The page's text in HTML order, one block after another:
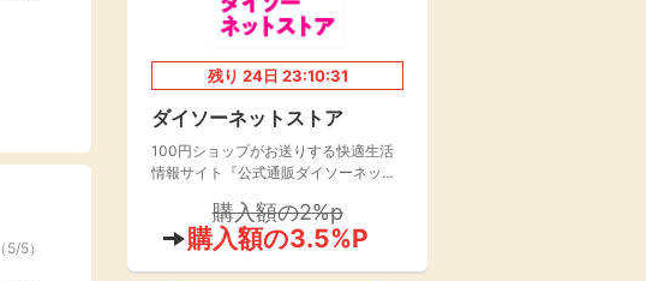
（5/5）
残り 24日 23:10:30
ダイソーネットストア
100円ショップがお送りする快適生活
情報サイト『公式通販ダイソーネット
購入額の2%p
購入額の3.5%P